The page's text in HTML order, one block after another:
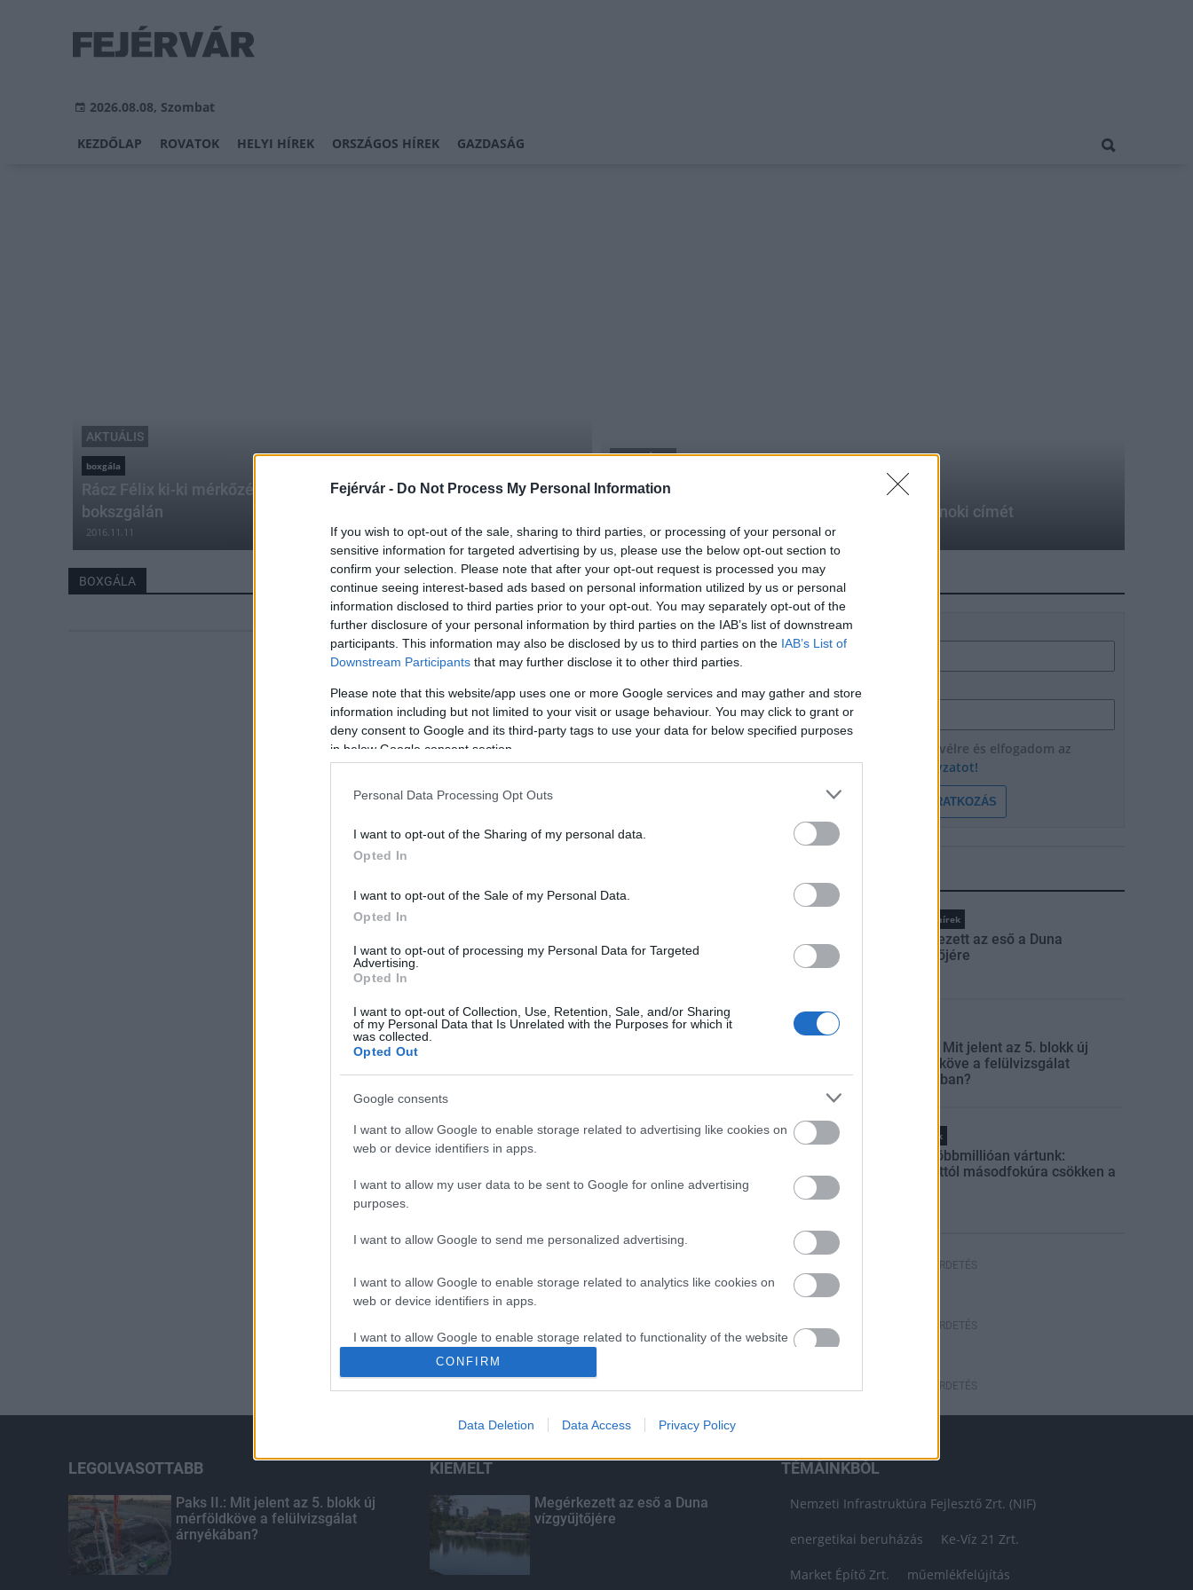
Fejérvár - Do Not Process My Personal Information
If you wish to opt-out of the sale, sharing to third parties, or processing of your personal or
sensitive information for targeted advertising by us, please use the below opt-out section to
confirm your selection. Please note that after your opt-out request is processed you may
continue seeing interest-based ads based on personal information utilized by us or personal
information disclosed to third parties prior to your opt-out. You may separately opt-out of the
further disclosure of your personal information by third parties on the IAB’s list of downstream
participants. This information may also be disclosed by us to third parties on the IAB’s List of
Downstream Participants that may further disclose it to other third parties.
Please note that this website/app uses one or more Google services and may gather and store
information including but not limited to your visit or usage behaviour. You may click to grant or
deny consent to Google and its third-party tags to use your data for below specified purposes
in below Google consent section.
Personal Data Processing Opt Outs
I want to opt-out of the Sharing of my personal data.
Opted In
I want to opt-out of the Sale of my Personal Data.
Opted In
I want to opt-out of processing my Personal Data for Targeted
Advertising.
Opted In
I want to opt-out of Collection, Use, Retention, Sale, and/or Sharing
of my Personal Data that Is Unrelated with the Purposes for which it
was collected.
Opted Out
Google consents
I want to allow Google to enable storage related to advertising like cookies on
web or device identifiers in apps.
I want to allow my user data to be sent to Google for online advertising
purposes.
I want to allow Google to send me personalized advertising.
I want to allow Google to enable storage related to analytics like cookies on
web or device identifiers in apps.
I want to allow Google to enable storage related to functionality of the website
I want to allow Google to enable storage related to personalization.
I want to allow Google to enable storage related to security, including
CONFIRM
Data Deletion Data Access Privacy Policy
2026.08.08, Szombat
KEZDŐLAP ROVATOK HELYI HÍREK ORSZÁGOS HÍREK GAZDASÁG
AKTUÁLIS
boxgála
Rácz Félix ki-ki mérkőzésekre számít a szombati székesfehérvári
bokszgálán
2016.11.11
AKTUÁLIS
boxgála
Kovács Zoltán megszerezte a WBO Európa-bajnoki címét
2016.11.13
BOXGÁLA HÍRLEVÉL
Név
E-mail cím
Feliratkozom a hírlevélre és elfogadom az
adatvédelmi szabályzatot!
FELIRATKOZÁS
Országos hírek
Megérkezett az eső a Duna
vízgyűjtőjére
Paks II.: Mit jelent az 5. blokk új
mérföldköve a felülvizsgálat
árnyékában?
Helyi hírek
Amire többmillióan vártunk:
szombattól másodfokúra csökken a
HIRDETÉS
HIRDETÉS
HIRDETÉS
LEGOLVASOTTABB
Paks II.: Mit jelent az 5. blokk új
mérföldköve a felülvizsgálat
árnyékában?
KIEMELT
Megérkezett az eső a Duna
vízgyűjtőjére
TÉMÁINKBÓL
Nemzeti Infrastruktúra Fejlesztő Zrt. (NIF)
energetikai beruházás Ke-Víz 21 Zrt.
Market Építő Zrt. műemlékfelújítás